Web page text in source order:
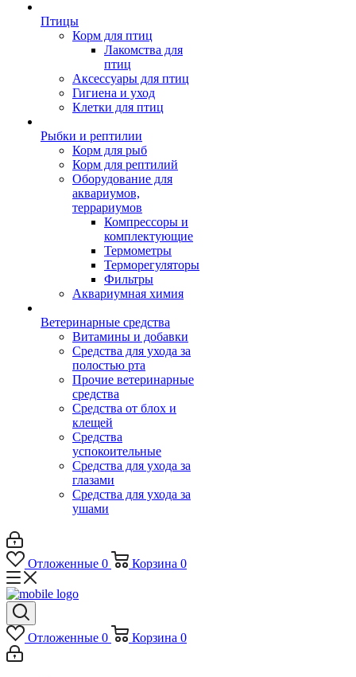
Птицы
Корм для птиц
Лакомства для
птиц
Аксессуары для птиц
Гигиена и уход
Клетки для птиц
Рыбки и рептилии
Корм для рыб
Корм для рептилий
Оборудование для
аквариумов,
террариумов
Компрессоры и
комплектующие
Термометры
Терморегуляторы
Фильтры
Аквариумная химия
Ветеринарные средства
Витамины и добавки
Средства для ухода за
полостью рта
Прочие ветеринарные
средства
Средства от блох и
клещей
Средства
успокоительные
Средства для ухода за
глазами
Средства для ухода за
ушами
Отложенные 0 Корзина 0
Отложенные 0 Корзина 0